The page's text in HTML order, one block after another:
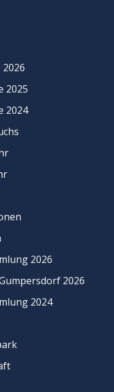
2025
2024
2026
2026
2024